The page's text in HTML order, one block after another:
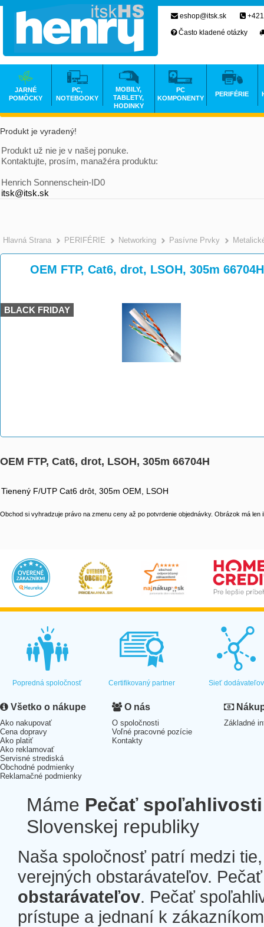
Produkt je vyradený!
Produkt už nie je v našej ponuke.
Kontaktujte, prosím, manažéra produktu:
Henrich Sonnenschein-ID0
itsk@itsk.sk
Hlavná Strana >
PERIFÉRIE >
Networking >
Pasívne Prvky
OEM FTP, Cat6, drot, LSOH, 305m 66704H
BLACK FRIDAY
OEM FTP, Cat6, drot, LSOH, 305m 66704H
Tienený F/UTP Cat6 drôt, 305m OEM, LSOH
Obchod si vyhradzuje právo na zmenu ceny až po potvrdenie objednávky. Obrázok má len
eshop@itsk.sk
Často kladené otázky
JARNÉ
POMÔCKY
PC,
NOTEBOOKY
MOBILY,
TABLETY,
HODINKY
PC
KOMPONENTY
PERIFÉRIE
Popredná spoločnosť Certifikovaný partner Sieť dodávateľov
Všetko o nákupe
Ako nakupovať
Cena dopravy
Ako platiť
Ako reklamovať
Servisné strediská
Obchodné podmienky
Reklamačné podmienky
O nás
O spoločnosti
Voľné pracovné pozície
Kontakty
Základné
Máme Pečať spoľahlivosti
Slovenskej republiky
Naša spoločnosť patrí medzi
verejných obstarávateľov.
obstarávateľov. Pečať
prístupe a jednaní k